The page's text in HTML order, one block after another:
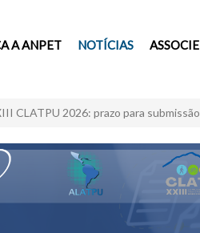
A ANPET NOTÍCIAS
CLATPU 2026: prazo para